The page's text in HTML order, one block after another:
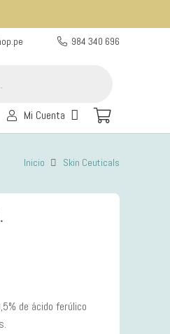
984 340 696
Mi Cuenta
Inicio Skin Ceuticals
de ácido ferúlico